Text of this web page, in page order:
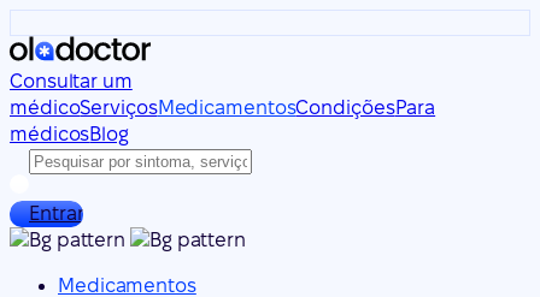
Consultar um
médicoServiçosMedicamentosCondiçõesPara
médicosBlog
Entrar
Medicamentos